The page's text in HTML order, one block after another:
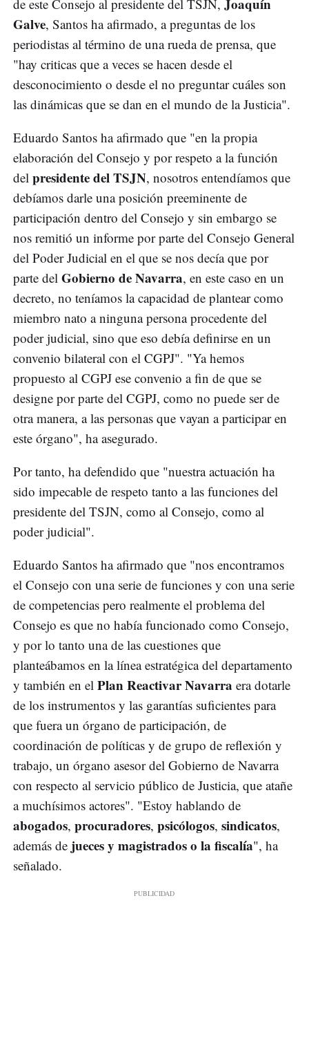
de este Consejo al presidente del TSJN, Joaquín
Galve, Santos ha afirmado, a preguntas de los
periodistas al término de una rueda de prensa, que
"hay criticas que a veces se hacen desde el
desconocimiento o desde el no preguntar cuáles son
las dinámicas que se dan en el mundo de la Justicia".
Eduardo Santos ha afirmado que "en la propia
elaboración del Consejo y por respeto a la función
del presidente del TSJN, nosotros entendíamos que
debíamos darle una posición preeminente de
participación dentro del Consejo y sin embargo se
nos remitió un informe por parte del Consejo General
del Poder Judicial en el que se nos decía que por
parte del Gobierno de Navarra, en este caso en un
decreto, no teníamos la capacidad de plantear como
miembro nato a ninguna persona procedente del
poder judicial, sino que eso debía definirse en un
convenio bilateral con el CGPJ". "Ya hemos
propuesto al CGPJ ese convenio a fin de que se
designe por parte del CGPJ, como no puede ser de
otra manera, a las personas que vayan a participar en
este órgano", ha asegurado.
Por tanto, ha defendido que "nuestra actuación ha
sido impecable de respeto tanto a las funciones del
presidente del TSJN, como al Consejo, como al
poder judicial".
Eduardo Santos ha afirmado que "nos encontramos
el Consejo con una serie de funciones y con una serie
de competencias pero realmente el problema del
Consejo es que no había funcionado como Consejo,
y por lo tanto una de las cuestiones que
planteábamos en la línea estratégica del departamento
y también en el Plan Reactivar Navarra era dotarle
de los instrumentos y las garantías suficientes para
que fuera un órgano de participación, de
coordinación de políticas y de grupo de reflexión y
trabajo, un órgano asesor del Gobierno de Navarra
con respecto al servicio público de Justicia, que atañe
a muchísimos actores". "Estoy hablando de
abogados, procuradores, psicólogos, sindicatos,
además de jueces y magistrados o la fiscalía", ha
señalado.